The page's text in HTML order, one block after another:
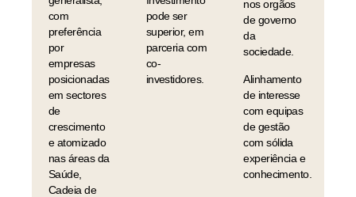
com
preferência
por
empresas
posicionadas
em sectores
de
crescimento
e atomizado
nas áreas da
Saúde,
Cadeia de
pode ser
superior, em
parceria com
co-
investidores.
nos orgãos
de governo
da
sociedade.
Alinhamento
de interesse
com equipas
de gestão
com sólida
experiência e
conhecimento.